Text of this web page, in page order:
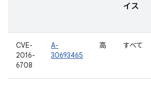
イス
CVE-
2016-
6708
A-
30693465
高 すべて